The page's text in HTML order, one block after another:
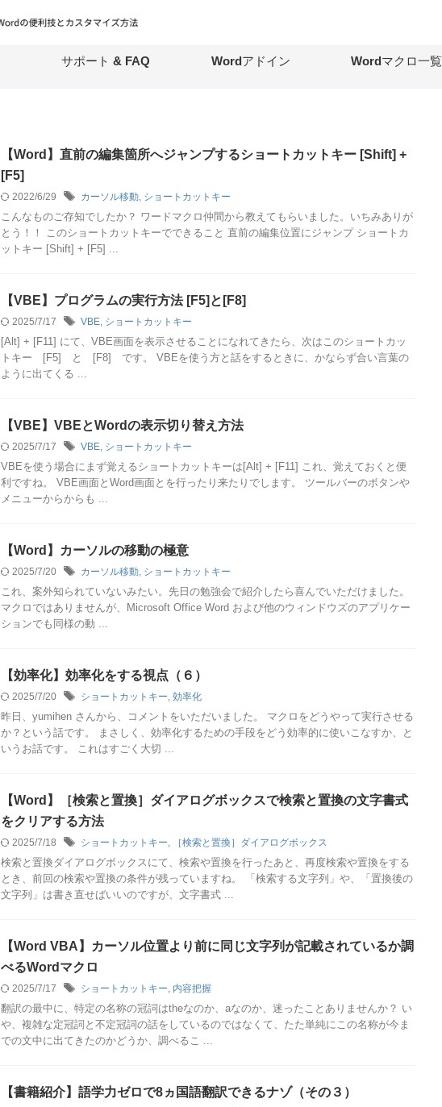
サポート & FAQ Wordアドイン Wordマクロ一覧
【Word】直前の編集箇所へジャンプするショートカットキー [Shift] +
[F5]
2022/6/29 カーソル移動, ショートカットキー
こんなものご存知でしたか？ ワードマクロ仲間から教えてもらいました。いちみありが
とう！！ このショートカットキーでできること 直前の編集位置にジャンプ ショートカ
ットキー [Shift] + [F5] ...
【VBE】プログラムの実行方法 [F5]と[F8]
2025/7/17 VBE, ショートカットキー
[Alt] + [F11] にて、VBE画面を表示させることになれてきたら、次はこのショートカッ
トキー [F5] と [F8] です。 VBEを使う方と話をするときに、かならず合い言葉の
ように出てくる ...
【VBE】VBEとWordの表示切り替え方法
2025/7/17 VBE, ショートカットキー
VBEを使う場合にまず覚えるショートカットキーは[Alt] + [F11] これ、覚えておくと便
利ですね。 VBE画面とWord画面とを行ったり来たりでします。 ツールバーのボタンや
メニューからからも ...
【Word】カーソルの移動の極意
2025/7/20 カーソル移動, ショートカットキー
これ、案外知られていないみたい。先日の勉強会で紹介したら喜んでいただけました。
マクロではありませんが、Microsoft Office Word および他のウィンドウズのアプリケー
ションでも同様の動 ...
【効率化】効率化をする視点（６）
2025/7/20 ショートカットキー, 効率化
昨日、yumihen さんから、コメントをいただいました。 マクロをどうやって実行させる
か？という話です。 まさしく、効率化するための手段をどう効率的に使いこなすか、と
いうお話です。 これはすごく大切 ...
【Word】［検索と置換］ダイアログボックスで検索と置換の文字書式
をクリアする方法
2025/7/18 ショートカットキー, ［検索と置換］ダイアログボックス
検索と置換ダイアログボックスにて、検索や置換を行ったあと、再度検索や置換をする
とき、前回の検索や置換の条件が残っていますね。 「検索する文字列」や、「置換後の
文字列」は書き直せばいいのですが、文字書式 ...
【Word VBA】カーソル位置より前に同じ文字列が記載されているか調
べるWordマクロ
2025/7/17 ショートカットキー, 内容把握
翻訳の最中に、特定の名称の冠詞はtheなのか、aなのか、迷ったことありませんか？ い
や、複雑な定冠詞と不定冠詞の話をしているのではなくて、たた単純にこの名称が今ま
での文中に出てきたのかどうか、調べるこ ...
【書籍紹介】語学力ゼロで8ヵ国語翻訳できるナゾ（その３）